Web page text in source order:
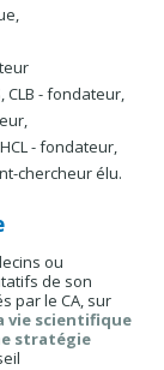
CLB - fondateur,
- fondateur,
chercheur élu.
ou
de son
par le CA, sur
vie scientifique
stratégie